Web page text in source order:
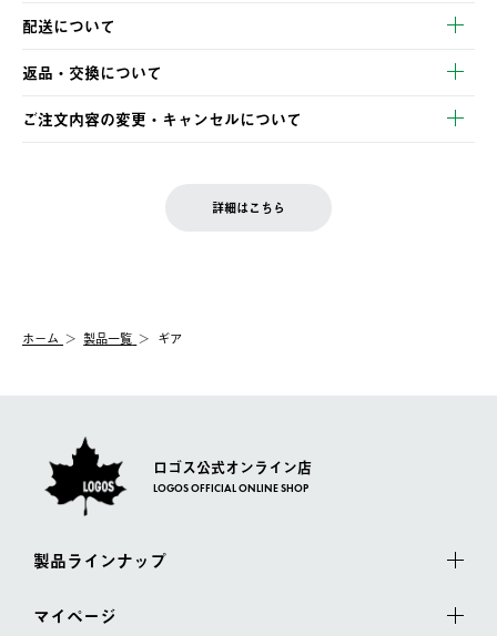
以下のいずれかの方法でお支払いいただけます。
・クレジットカード決済
・コンビニ決済
・Pay-easy決済
配送について
【発送スケジュール】
ご注文・ご入金完了より2営業日以内に商品を発送いたします。
土日祝の発送はございませんので、木曜日以降のご注文は週明け
の発送となる場合がございます。
【配送業者】
佐川急便にて配送されます。
返品・交換について
※お客様都合の場合
お客様都合の返品にかかる送料は、お客様ご負担とさせていただ
一度お手元の商品を返品いただき、ご希望商品を再注文してくだ
ご注文内容の変更・キャンセルについて
LOGOS FAMILY会員の方は、会員マイページ内 購入履歴画面に
詳細はこちら
ホーム 製品一覧 ギア
ロゴス公式オンライン店
LOGOS OFFICIAL ONLINE SHOP
製品ラインナップ
マイページ